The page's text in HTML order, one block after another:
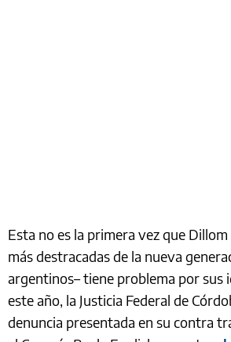
Esta no es la primera vez que
más destracadas de la nueva
argentinos– tiene problema por sus
este año, la Justicia Federal de
denuncia presentada en su contra